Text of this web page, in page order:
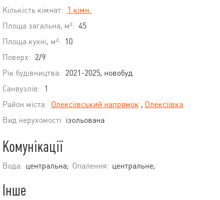
Кількість кімнат:
1 кімн.
Площа загальна, м²: 45
Площа кухні, м²:
10
Поверх: 2/9
Рік будівництва: 2021-2025, новобуд
Санвузлів:
1
Район міста: Олексіївський напрямок , Олексіївка
Вид нерухомості ізольована
Комунікації
Вода: центральна; Опалення: центральне;
Інше